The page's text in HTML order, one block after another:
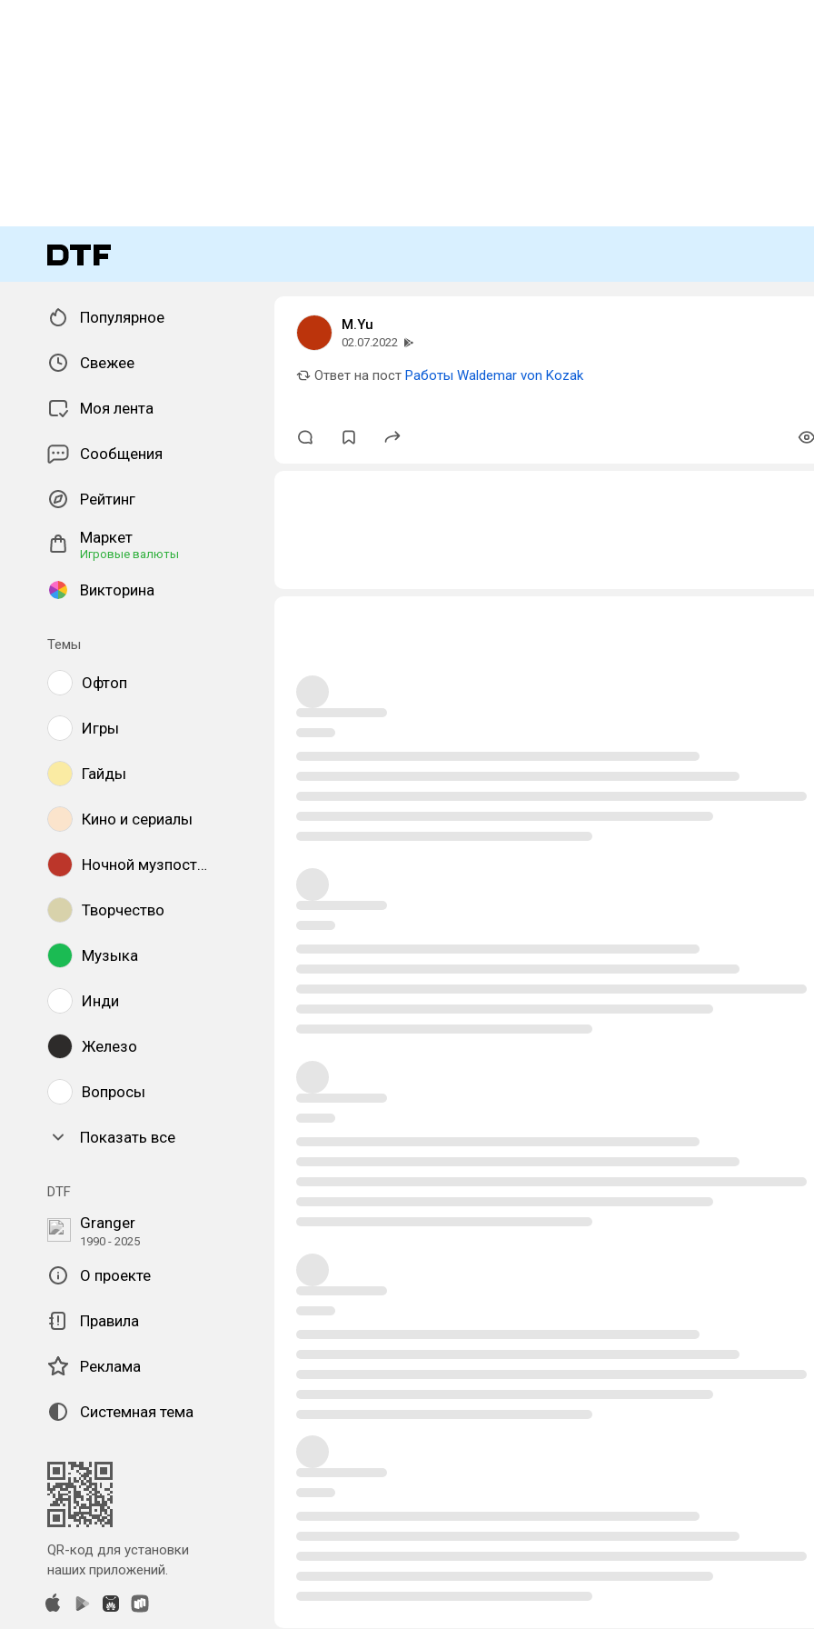
Популярное
Свежее
Моя лента
Сообщения
Рейтинг
Маркет
Игровые валюты
Викторина
Темы
Офтоп
Игры
Гайды
Кино и сериалы
Ночной музпостинг
Творчество
Музыка
Инди
Железо
Вопросы
Показать все
DTF
Granger
1990 - 2025
О проекте
Правила
Реклама
Системная тема
QR-код для установки
наших приложений.
M.Yu
02.07.2022
Ответ на пост Работы Waldemar von Kozak